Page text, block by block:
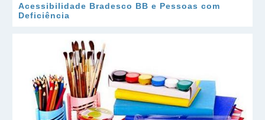
Acessibilidade Bradesco BB e Pessoas com
Deficiência